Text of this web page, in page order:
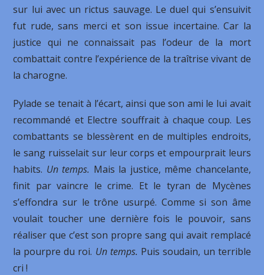
sur lui avec un rictus sauvage. Le duel qui s’ensuivit
fut rude, sans merci et son issue incertaine. Car la
justice qui ne connaissait pas l’odeur de la mort
combattait contre l’expérience de la traîtrise vivant de
la charogne.
Pylade se tenait à l’écart, ainsi que son ami le lui avait
recommandé et Electre souffrait à chaque coup. Les
combattants se blessèrent en de multiples endroits,
le sang ruisselait sur leur corps et empourprait leurs
habits. Un temps. Mais la justice, même chancelante,
finit par vaincre le crime. Et le tyran de Mycènes
s’effondra sur le trône usurpé. Comme si son âme
voulait toucher une dernière fois le pouvoir, sans
réaliser que c’est son propre sang qui avait remplacé
la pourpre du roi. Un temps. Puis soudain, un terrible
cri !